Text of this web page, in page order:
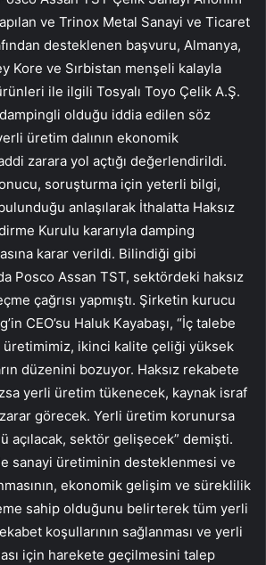
ve Trinox Metal Sanayi ve Ticaret
desteklenen başvuru, Almanya,
Kore ve Sırbistan menşeli kalayla
ile ilgili Tosyalı Toyo Çelik A.Ş.
olduğu iddia edilen söz
üretim dalının ekonomik
zarara yol açtığı değerlendirildi.
soruşturma için yeterli bilgi,
anlaşılarak İthalatta Haksız
Kurulu kararıyla damping
karar verildi. Bilindiği gibi
Posco Assan TST, sektördeki haksız
çağrısı yapmıştı. Şirketin kurucu
CEO’su Haluk Kayabaşı, “İç talebe
üretimimiz, ikinci kalite çeliği yüksek
düzenini bozuyor. Haksız rekabete
yerli üretim tükenecek, kaynak israf
görecek. Yerli üretim korunursa
açılacak, sektör gelişecek” demişti.
sanayi üretiminin desteklenmesi ve
ekonomik gelişim ve süreklilik
sahip olduğunu belirterek tüm yerli
koşullarının sağlanması ve yerli
için harekete geçilmesini talep